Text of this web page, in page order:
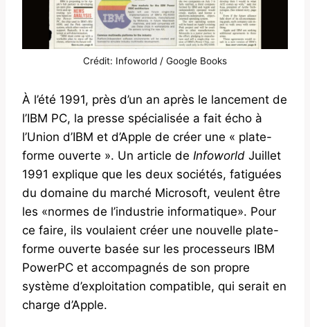
Crédit: Infoworld / Google Books
À l’été 1991, près d’un an après le lancement de
l’IBM PC, la presse spécialisée a fait écho à
l’Union d’IBM et d’Apple de créer une « plate-
forme ouverte ». Un article de Infoworld Juillet
1991 explique que les deux sociétés, fatiguées
du domaine du marché Microsoft, veulent être
les «normes de l’industrie informatique». Pour
ce faire, ils voulaient créer une nouvelle plate-
forme ouverte basée sur les processeurs IBM
PowerPC et accompagnés de son propre
système d’exploitation compatible, qui serait en
charge d’Apple.